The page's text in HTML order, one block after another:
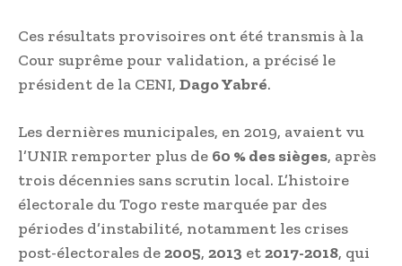
Ces résultats provisoires ont été transmis à la
Cour suprême pour validation, a précisé le
président de la CENI, Dago Yabré.
Les dernières municipales, en 2019, avaient vu
l’UNIR remporter plus de 60 % des sièges, après
trois décennies sans scrutin local. L’histoire
électorale du Togo reste marquée par des
périodes d’instabilité, notamment les crises
post-électorales de2005, 2013 et2017-2018, qui